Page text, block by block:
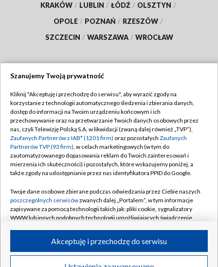
KRAKÓW / LUBLIN / ŁÓDŹ / OLSZTYN /
OPOLE / POZNAŃ / RZESZÓW /
SZCZECIN / WARSZAWA / WROCŁAW
TVP
Abonament TVP
Emisja w TVP
Centrum informacji TVP
Naziemna Telewizja Cyfrowa
Rada Programowa
System NOS
Informacje o nadawcy
Program dla prasy
Regulamin TVP
Polityka prywatności
Moje zgody
Pomoc
Kontakt
Kanały
©2026 Telewizja Polska S.A. w likwidacji
Szanujemy Twoją prywatność
Kliknij "Akceptuję i przechodzę do serwisu", aby wyrazić zgody na
korzystanie z technologii automatycznego śledzenia i zbierania danych,
dostęp do informacji na Twoim urządzeniu końcowym i ich
przechowywanie oraz na przetwarzanie Twoich danych osobowych przez
nas, czyli Telewizję Polską S.A. w likwidacji (zwaną dalej również „TVP”),
Zaufanych Partnerów z IAB* (1201 firm) oraz pozostałych Zaufanych
Partnerów TVP (93 firm), w celach marketingowych (w tym do
zautomatyzowanego dopasowania reklam do Twoich zainteresowań i
mierzenia ich skuteczności) i pozostałych, które wskazujemy poniżej, a
także zgody na udostępnianie przez nas identyfikatora PPID do Google.
Twoje dane osobowe zbierane podczas odwiedzania przez Ciebie naszych
poszczególnych serwisówzwanych dalej „Portalem”, w tym informacje
zapisywane za pomocą technologii takich jak: pliki cookie, sygnalizatory
WWW lub innych podobnych technologii umożliwiających świadczenie
ruchu w Internecie.
Twoje dane osobowe zbierane podczas odwiedzania przez Ciebie
Akceptuję i przechodzę do serwisu